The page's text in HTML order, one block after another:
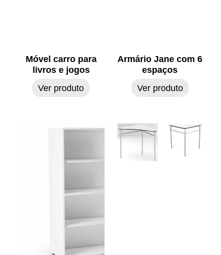
Móvel carro para
livros e jogos
Ver produto
Armário Jane com 6
espaços
Ver produto